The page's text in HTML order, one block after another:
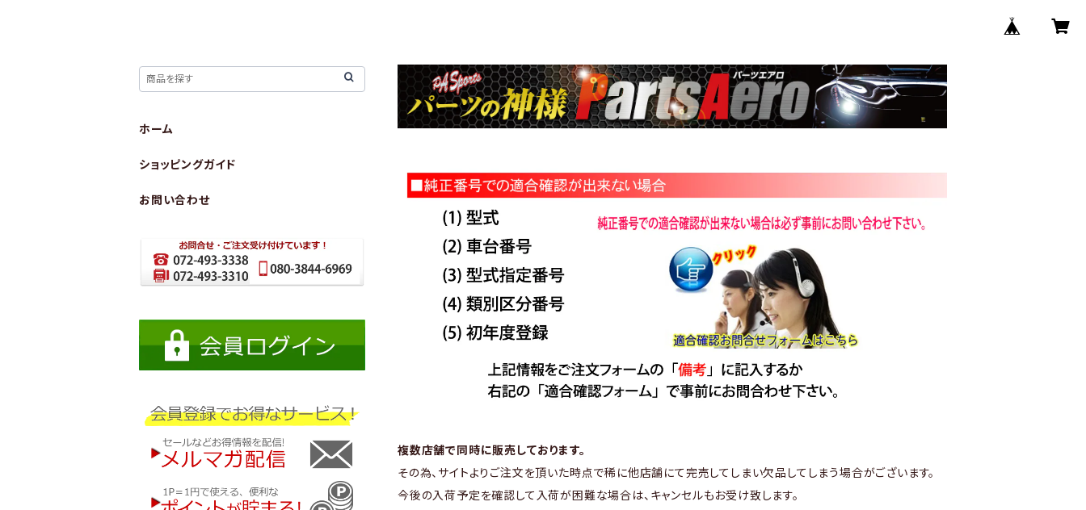
複数店舗で同時に販売しております。
その為、サイトよりご注文を頂いた時点で稀に他店舗にて完売してしまい欠品してしまう場合がございます。
今後の入荷予定を確認して入荷が困難な場合は、キャンセルもお受け致します。
ホーム
ショッピングガイド
お問い合わせ